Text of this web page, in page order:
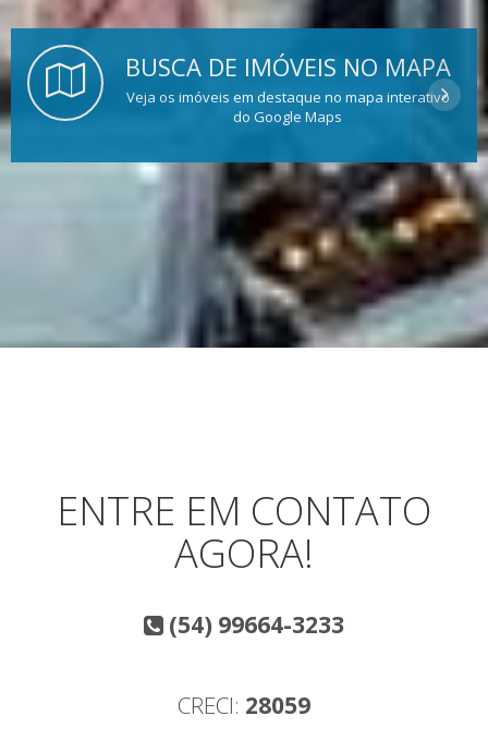
BUSCA DE IMÓVEIS NO MAPA
Veja os imóveis em destaque no mapa interativo
do Google Maps
ENTRE EM CONTATO
AGORA!
(54) 99664-3233
CRECI: 28059